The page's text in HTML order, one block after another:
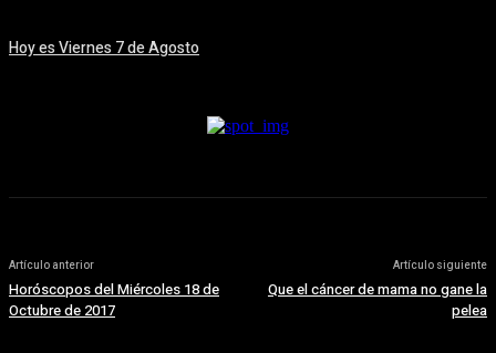
Hoy es Viernes 7 de Agosto
Artículo anterior
Horóscopos del Miércoles 18 de
Octubre de 2017
Artículo siguiente
Que el cáncer de mama no gane la
pelea